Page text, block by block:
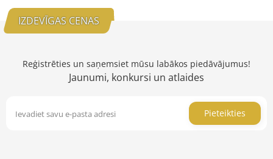
IZDEVĪGAS CENAS
Reģistrēties un saņemsiet mūsu labākos piedāvājumus!
Jaunumi, konkursi un atlaides
Pieteikties